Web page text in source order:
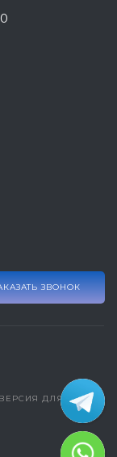
ЗВОНОК
ВЕРСИЯ ДЛЯ ПЕЧАТИ